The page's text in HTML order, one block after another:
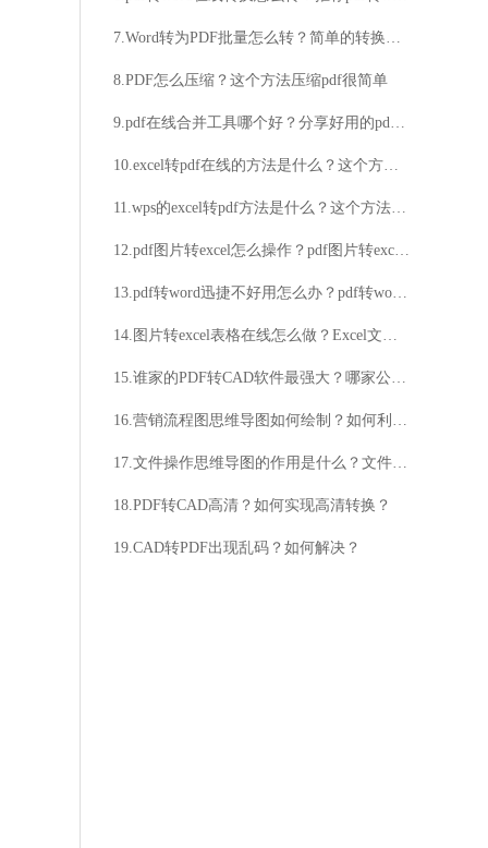
7.Word转为PDF批量怎么转？简单的转换方法教学看这里
8.PDF怎么压缩？这个方法压缩pdf很简单
9.pdf在线合并工具哪个好？分享好用的pdf合并软件
10.excel转pdf在线的方法是什么？这个方法比较好用
11.wps的excel转pdf方法是什么？这个方法教给大家
12.pdf图片转excel怎么操作？pdf图片转excel的小技巧
13.pdf转word迅捷不好用怎么办？pdf转word方法分享
14.图片转excel表格在线怎么做？Excel文件简介
15.谁家的PDF转CAD软件最强大？哪家公司的PDF转CAD软件最好用？
16.营销流程图思维导图如何绘制？如何利用营销流程图思维导图提升效率？
17.文件操作思维导图的作用是什么？文件操作思维导图如何使用？
18.PDF转CAD高清？如何实现高清转换？
19.CAD转PDF出现乱码？如何解决？